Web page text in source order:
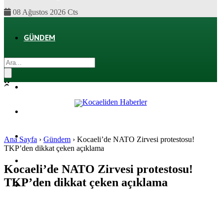
08 Ağustos 2026 Cts
GÜNDEM
SPOR
SAĞLIK
Ana Sayfa › Gündem › Kocaeli’de NATO Zirvesi protestosu!
TKP’den dikkat çeken açıklama
Kocaeli’de NATO Zirvesi protestosu!
TKP’den dikkat çeken açıklama